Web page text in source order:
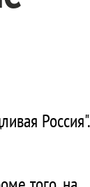
Россия".